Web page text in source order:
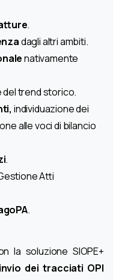
.
dagli altri ambiti.
nativamente
del trend storico.
individuazione dei
alle voci di bilancio
.
Atti
.
la soluzione SIOPE+
dei tracciati OPI